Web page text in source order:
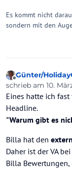
Es kommt nicht
sondern mit den
Offline
Günter/
schrieb am 10.
zuletzt editiert von
Eines hatte ich
Headline.
"Warum gibt es
Billa hat den
Daher ist der VA
Billa